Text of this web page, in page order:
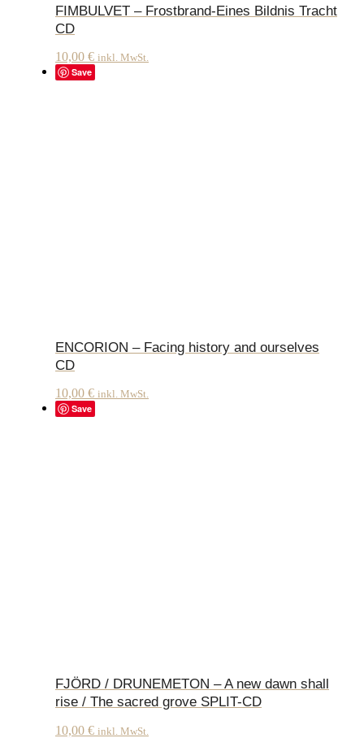
FIMBULVET – Frostbrand-Eines Bildnis Tracht
CD
10,00 € inkl. MwSt.
Save
ENCORION – Facing history and ourselves
CD
10,00 € inkl. MwSt.
Save
FJÖRD / DRUNEMETON – A new dawn shall
rise / The sacred grove SPLIT-CD
10,00 € inkl. MwSt.